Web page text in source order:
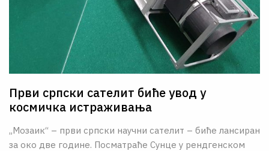
Први српски сателит биће увод у
космичка истраживања
„Мозаик“ – први српски научни сателит – биће лансиран
за око две године. Посматраће Сунце у рендгенском